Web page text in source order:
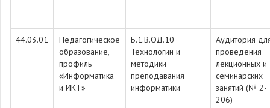
44.03.01
Педагогическое
образование,
профиль
«Информатика
и ИКТ»
Б.1.В.ОД.10
Технологии и
методики
преподавания
информатики
Аудитория
проведения
лекционных и
семинарских
занятий (№ 2-
206)